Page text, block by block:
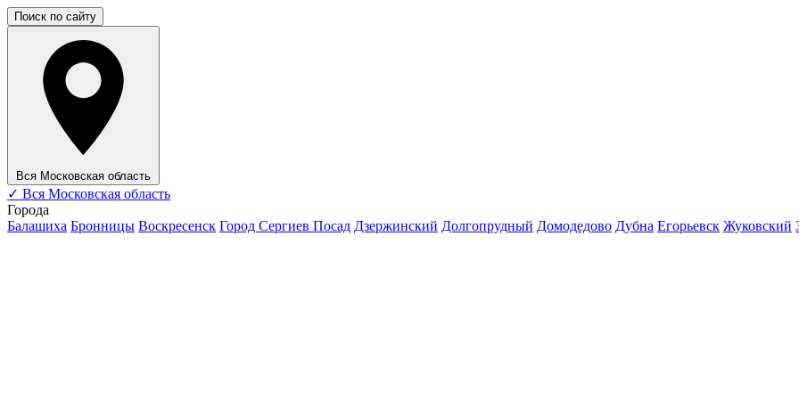
Поиск по сайту
Вся Московская область
✓ Вся Московская область
Города
Балашиха Бронницы Воскресенск Город Сергиев Посад Дзержинский Долгопрудный Домодедово Дубна Егорьевск Жуковский